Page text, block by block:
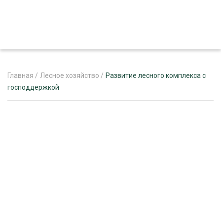
Главная / Лесное хозяйство / Развитие лесного комплекса с
господдержкой